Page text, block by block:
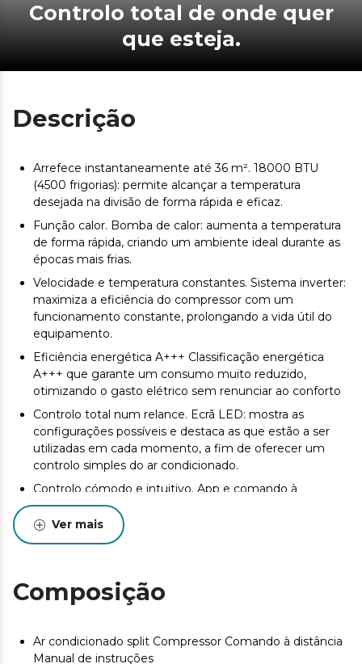
Controlo total de onde quer
que esteja.
Descrição
Arrefece instantaneamente até 36 m². 18000 BTU
(4500 frigorias): permite alcançar a temperatura
desejada na divisão de forma rápida e eficaz.
Função calor. Bomba de calor: aumenta a temperatura
de forma rápida, criando um ambiente ideal durante as
épocas mais frias.
Velocidade e temperatura constantes. Sistema inverter:
maximiza a eficiência do compressor com um
funcionamento constante, prolongando a vida útil do
equipamento.
Eficiência energética A+++ Classificação energética
A+++ que garante um consumo muito reduzido,
otimizando o gasto elétrico sem renunciar ao conforto
Controlo total num relance. Ecrã LED: mostra as
configurações possíveis e destaca as que estão a ser
utilizadas em cada momento, a fim de oferecer um
controlo simples do ar condicionado.
Controlo cómodo e intuitivo. App e comando à
distância.
Ambiente ideal para cada momento. 5 modos de
funcionamento: automático, refrigeração, ventilação,
Intensidade de ar à medida até 1150 m3/h. 4
velocidades: regula o fluxo de ar para obter a
3 opções de funcionamento: Noite, Eco e Autolimpeza.
Ver mais
Composição
Ar condicionado split Compressor Comando à distância
Manual de instruções